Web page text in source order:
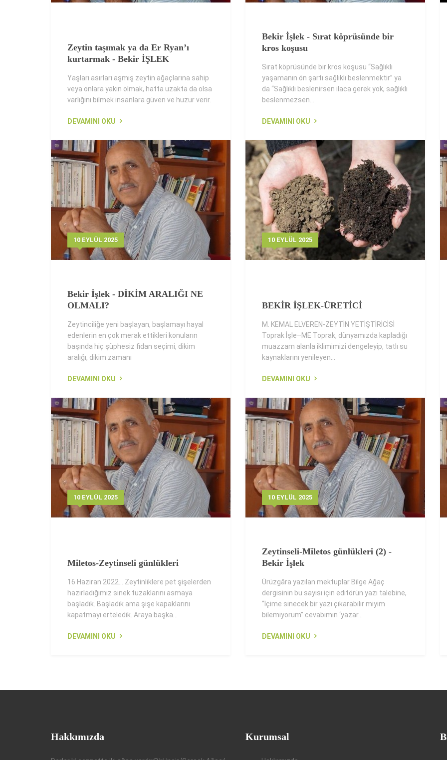
Zeytin taşımak ya da Er Ryan’ı
kurtarmak - Bekir İŞLEK
Yaşları asırları aşmış zeytin ağaçlarına sahip
veya onlara yakın olmak, hatta uzakta da olsa
varlığını bilmek insanlara güven ve huzur verir.
DEVAMINI OKU
Bekir İşlek - Sırat köprüsünde bir
kros koşusu
Sırat köprüsünde bir kros koşusu “Sağlıklı
yaşamanın ön şartı sağlıklı beslenmektir” ya
da “Sağlıklı beslenirsen ilaca gerek yok, sağlıklı
beslenmezsen...
DEVAMINI OKU
10 EYLÜL 2025
Bekir İşlek - DİKİM ARALIĞI NE
OLMALI?
Zeytinciliğe yeni başlayan, başlamayı hayal
edenlerin en çok merak ettikleri konuların
başında hiç şüphesiz fidan seçimi, dikim
aralığı, dikim zamanı
DEVAMINI OKU
10 EYLÜL 2025
BEKİR İŞLEK-ÜRETİCİ
M. KEMAL ELVEREN-ZEYTİN YETİŞTİRİCİSİ
Toprak İşle–ME Toprak, dünyamızda kapladığı
muazzam alanla iklimimizi dengeleyip, tatlı su
kaynaklarını yenileyen...
DEVAMINI OKU
10 EYLÜL 2025
Miletos-Zeytinseli günlükleri
16 Haziran 2022... Zeytinliklere pet şişelerden
hazırladığımız sinek tuzaklarını asmaya
başladık. Başladık ama şişe kapaklarını
kapatmayı erteledik. Araya başka...
DEVAMINI OKU
10 EYLÜL 2025
Zeytinseli-Miletos günlükleri (2) -
Bekir İşlek
Ürüzgâra yazılan mektuplar Bilge Ağaç
dergisinin bu sayısı için editörün yazı talebine,
“İçime sinecek bir yazı çıkarabilir miyim
bilemiyorum” cevabımın ‘yazar...
DEVAMINI OKU
Hakkımızda Kurumsal